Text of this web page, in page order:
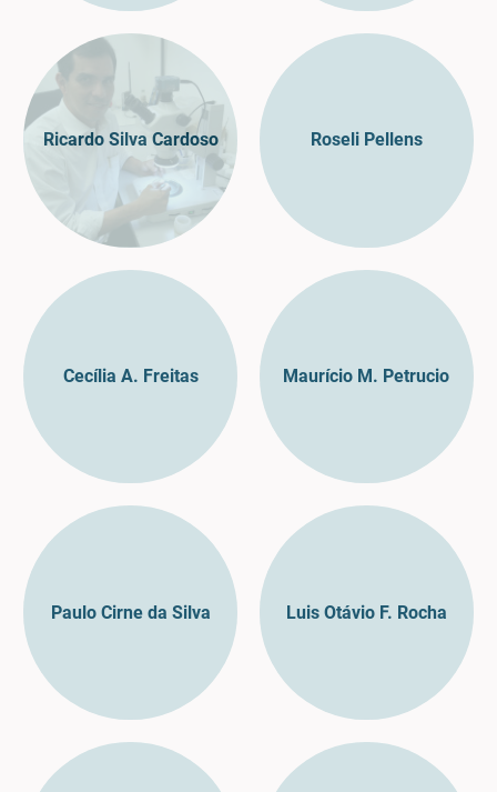
Ricardo Silva Cardoso Roseli Pellens
Cecília A. Freitas Maurício M. Petrucio
Paulo Cirne da Silva Luis Otávio F. Rocha